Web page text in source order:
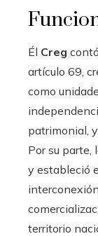
Él Creg
artículo 69,
como
patrimonial,
Por su
y estableció
territorio